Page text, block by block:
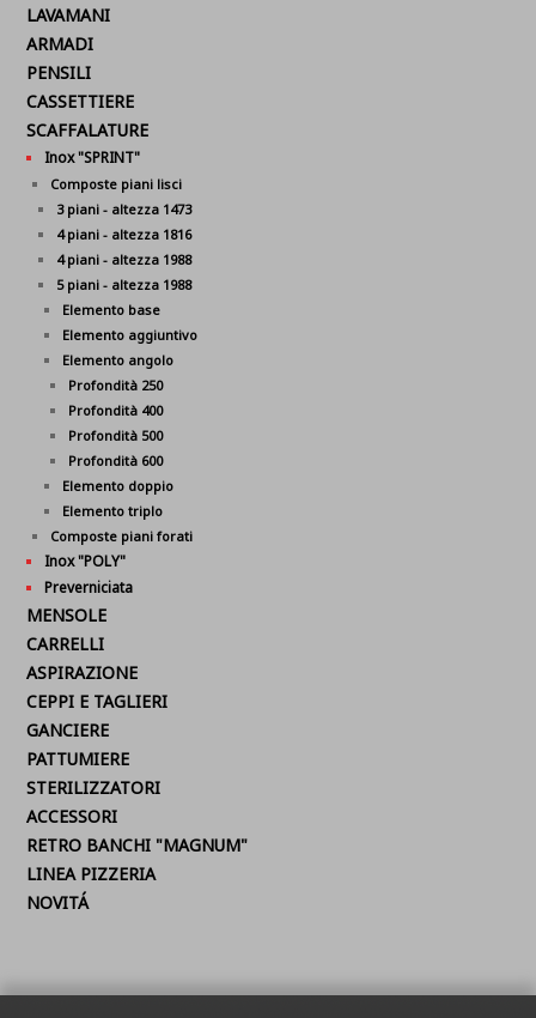
LAVAMANI
ARMADI
PENSILI
CASSETTIERE
SCAFFALATURE
Inox "SPRINT"
Composte piani lisci
3 piani - altezza 1473
4 piani - altezza 1816
4 piani - altezza 1988
5 piani - altezza 1988
Elemento base
Elemento aggiuntivo
Elemento angolo
Profondità 250
Profondità 400
Profondità 500
Profondità 600
Elemento doppio
Elemento triplo
Composte piani forati
Inox "POLY"
Preverniciata
MENSOLE
CARRELLI
ASPIRAZIONE
CEPPI E TAGLIERI
GANCIERE
PATTUMIERE
STERILIZZATORI
ACCESSORI
RETRO BANCHI "MAGNUM"
LINEA PIZZERIA
NOVITÁ